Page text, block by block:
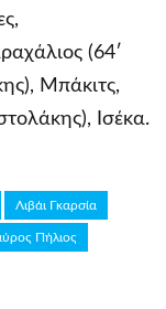
(64′
Μπάκιτς,
Ισέκα.
Λιβάι Γκαρσία
Πήλιος